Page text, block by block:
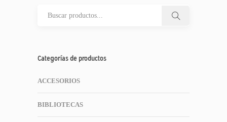
Categorías de productos
ACCESORIOS
BIBLIOTECAS